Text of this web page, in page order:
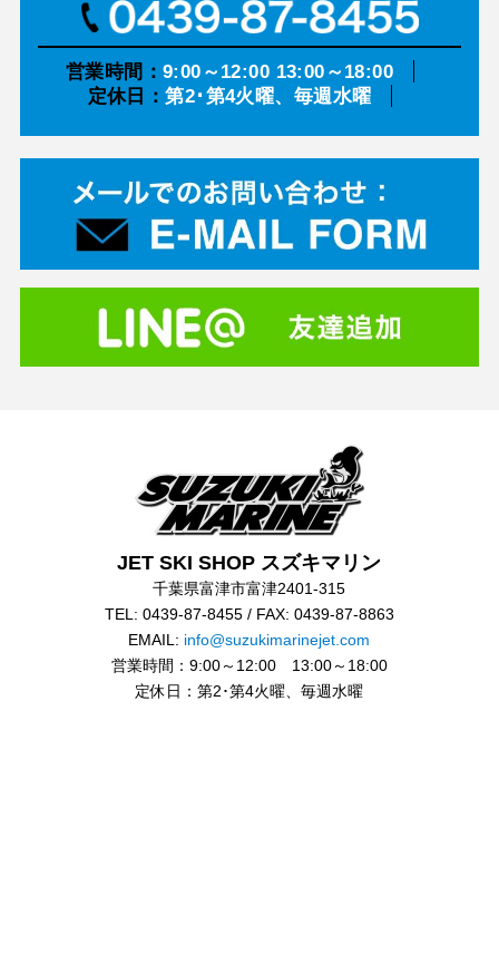
営業時間： 9:00～12:00 13:00～18:00
定休日：第2･第4火曜、毎週水曜
JET SKI SHOP スズキマリン
千葉県富津市富津2401-315
TEL: 0439-87-8455 / FAX: 0439-87-8863
EMAIL: info@suzukimarinejet.com
営業時間：9:00～12:00 13:00～18:00
定休日：第2･第4火曜、毎週水曜